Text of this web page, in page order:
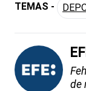
TEMAS -
de